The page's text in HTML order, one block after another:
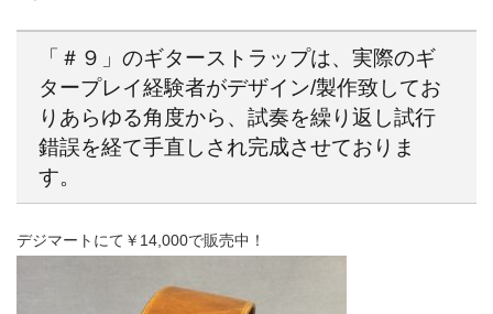
「＃９」のギターストラップは、実際のギ
タープレイ経験者がデザイン/製作致してお
りあらゆる角度から、試奏を繰り返し試行
錯誤を経て手直しされ完成させておりま
す。
デジマートにて￥14,000で販売中！